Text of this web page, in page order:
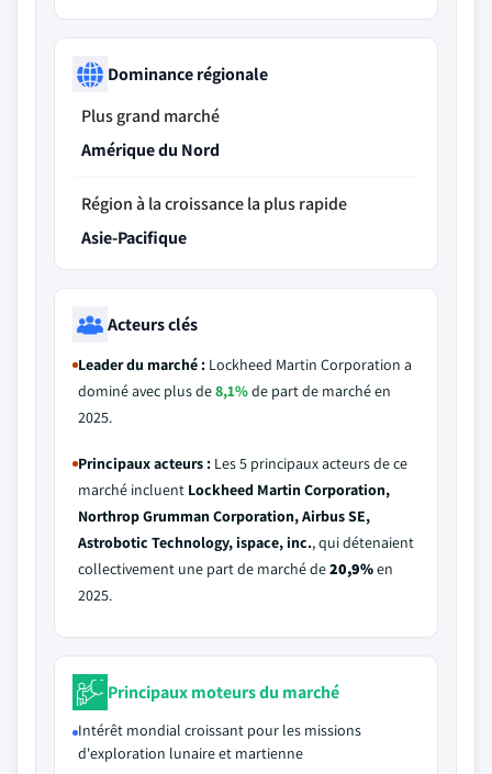
Dominance régionale
Plus grand marché
Amérique du Nord
Région à la croissance la plus rapide
Asie-Pacifique
Acteurs clés
Leader du marché : Lockheed Martin Corporation a
dominé avec plus de8,1%de part de marché en
2025.
Principaux acteurs : Les 5 principaux acteurs de ce
marché incluent Lockheed Martin Corporation,
Northrop Grumman Corporation, Airbus SE,
Astrobotic Technology, ispace, inc., qui détenaient
collectivement une part de marché de20,9%en
2025.
Principaux moteurs du marché
Intérêt mondial croissant pour les missions
d'exploration lunaire et martienne